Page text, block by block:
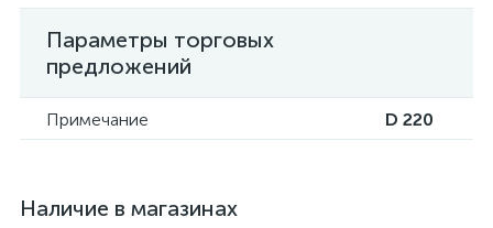
Параметры торговых
предложений
Примечание D 220
Наличие в магазинах